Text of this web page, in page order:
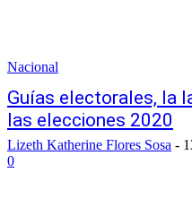
Nacional
Guías electorales, la
las elecciones 2020
Lizeth Katherine Flores Sosa -
0